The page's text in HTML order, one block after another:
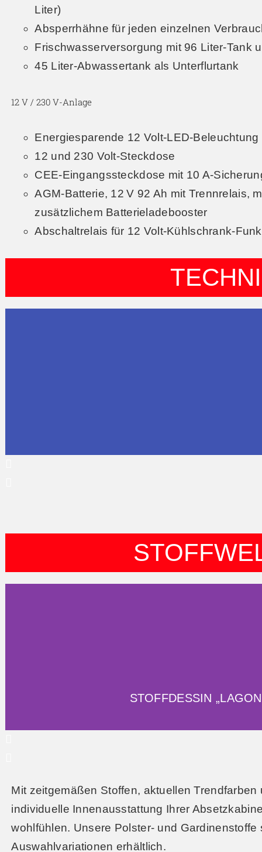
Liter)
Absperrhähne für jeden einzelnen
Frischwasserversorgung mit 96 Liter-Tank
45 Liter-Abwassertank als Unterflurtank
12 V / 230 V-Anlage
Energiesparende 12 Volt-LED-
12 und 230 Volt-Steckdose
CEE-Eingangssteckdose mit 10 A-
AGM-Batterie, 12 V 92 Ah mit Trennrelais,
zusätzlichem Batterieladebooster
Abschaltrelais für 12 Volt-Kühlschrank-
STOFFDESSIN
Mit zeitgemäßen Stoffen, aktuellen
individuelle Innenausstattung Ihrer
wohlfühlen. Unsere Polster- und
Auswahlvariationen erhältlich.